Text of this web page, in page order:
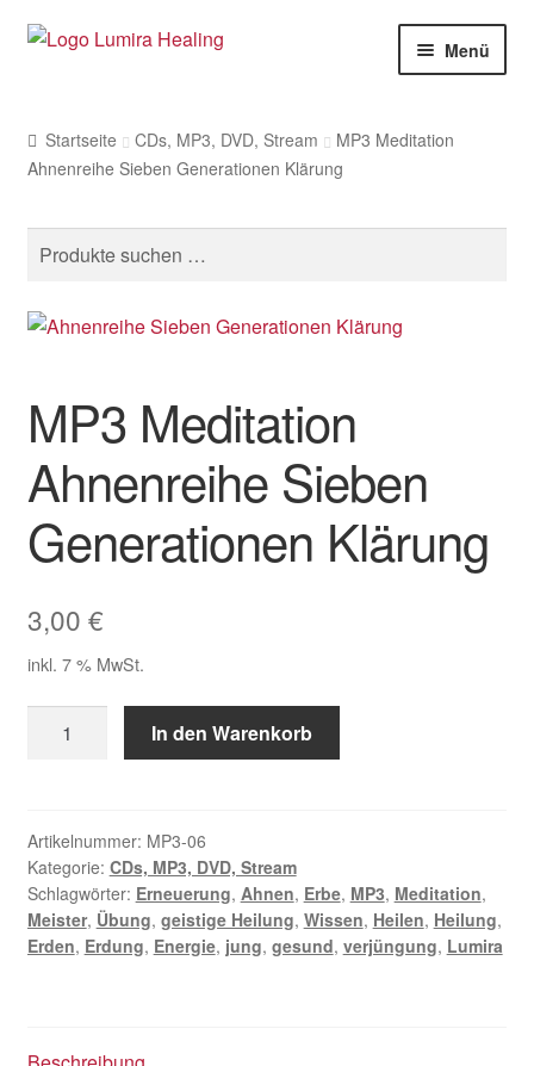
Zur
Zum
Menü
Live Seminare
Therapeuten
SHOP
Startseite CDs, MP3, DVD, Stream
MP3 Meditation
Ahnenreihe Sieben Generationen Klärung
Suche
nach:
MP3 Meditation
Ahnenreihe Sieben
Generationen Klärung
3,00 €
inkl. 7 % MwSt.
Meditation
Generationen
Klärung
Menge
In den Warenkorb
Artikelnummer: MP3-06
Kategorie: CDs, MP3, DVD, Stream
Schlagwörter: Erneuerung, Ahnen, Erbe, MP3, Meditation,
Meister, Übung, geistige Heilung, Wissen, Heilen, Heilung,
Erden, Erdung, Energie, jung, gesund, verjüngung, Lumira